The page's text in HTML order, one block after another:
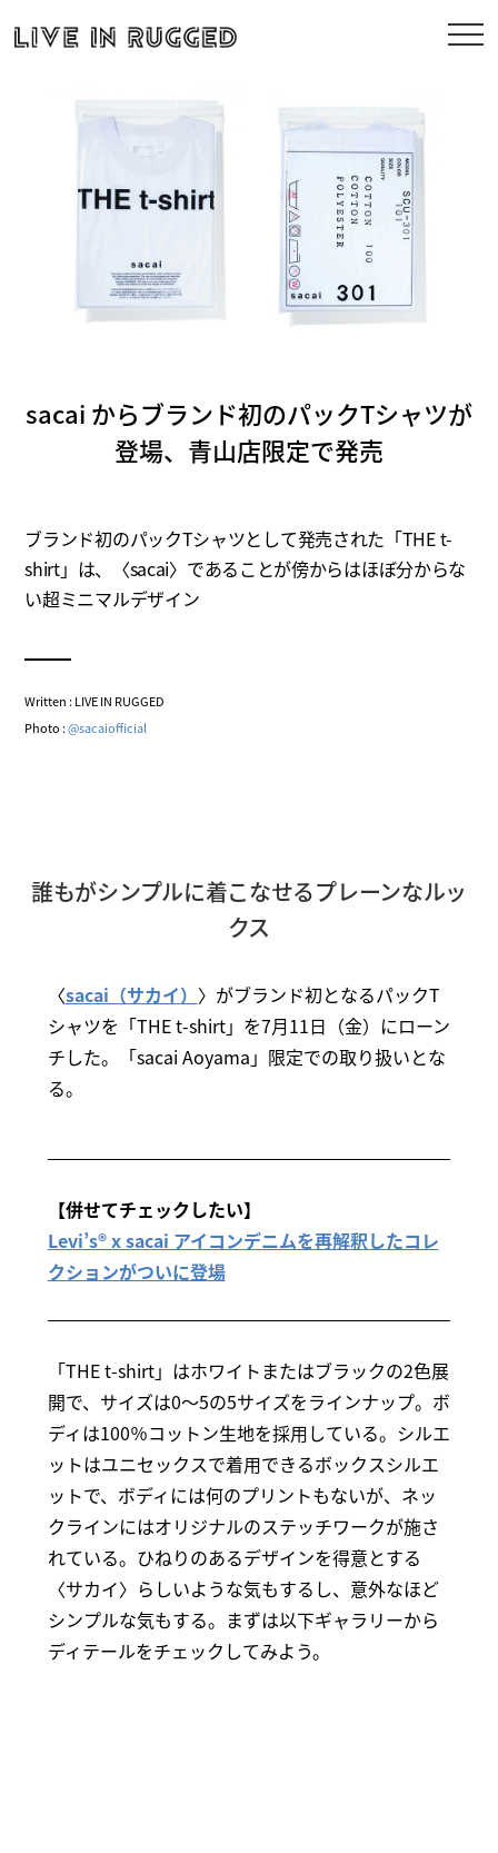
sacai からブランド初のパックTシャツが
登場、青山店限定で発売
ブランド初のパックTシャツとして発売された「THE t-
shirt」は、〈sacai〉であることが傍からはほぼ分からな
い超ミニマルデザイン
Written : LIVE IN RUGGED
Photo :@sacaiofficial
誰もがシンプルに着こなせるプレーンなルッ
クス
〈sacai（サカイ） 〉がブランド初となるパックT
シャツを「THE t-shirt」を7月11日（金）にローン
チした。「sacai Aoyama」限定での取り扱いとな
る。
【併せてチェックしたい】
Levi’s® x sacai アイコンデニムを再解釈したコレ
クションがついに登場
「THE t-shirt」はホワイトまたはブラックの2色展
開で、サイズは0～5の5サイズをラインナップ。ボ
ディは100％コットン生地を採用している。シルエ
ットはユニセックスで着用できるボックスシルエ
ットで、ボディには何のプリントもないが、ネッ
クラインにはオリジナルのステッチワークが施さ
れている。ひねりのあるデザインを得意とする
〈サカイ〉らしいような気もするし、意外なほど
シンプルな気もする。まずは以下ギャラリーから
ディテールをチェックしてみよう。